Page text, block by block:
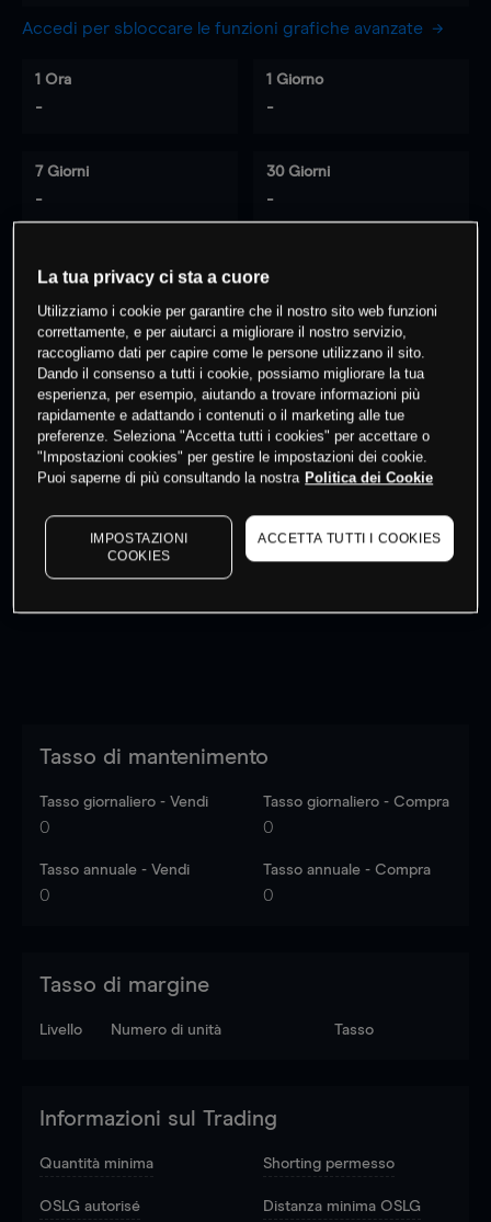
Accedi per sbloccare le funzioni grafiche avanzate
1 Ora
-
1 Giorno
-
7 Giorni
-
30 Giorni
-
% dei clienti hanno posizioni
questo prodotto
Fai trading
I prezzi sono solo indicativi. Accediper vedere gli ultimi
dati di mercato
to see latest market data
Tasso di mantenimento
Tasso giornaliero - Vendi
0
Tasso giornaliero - Compra
0
Tasso annuale - Vendi
0
Tasso annuale - Compra
0
Tasso di margine
Livello Numero di unità Tasso
Informazioni sul Trading
Quantità minima Shorting permesso
OSLG autorisé Distanza minima OSLG
La tua privacy ci sta a cuore
Utilizziamo i cookie per garantire che il nostro sito web funzioni
correttamente, e per aiutarci a migliorare il nostro servizio,
raccogliamo dati per capire come le persone utilizzano il sito.
Dando il consenso a tutti i cookie, possiamo migliorare la tua
esperienza, per esempio, aiutando a trovare informazioni più
rapidamente e adattando i contenuti o il marketing alle tue
preferenze. Seleziona "Accetta tutti i cookies" per accettare o
"Impostazioni cookies" per gestire le impostazioni dei cookie.
Puoi saperne di più consultando la nostra Politica dei Cookie
IMPOSTAZIONI
COOKIES
ACCETTA TUTTI I COOKIES